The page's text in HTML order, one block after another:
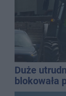
Duże
blokowała